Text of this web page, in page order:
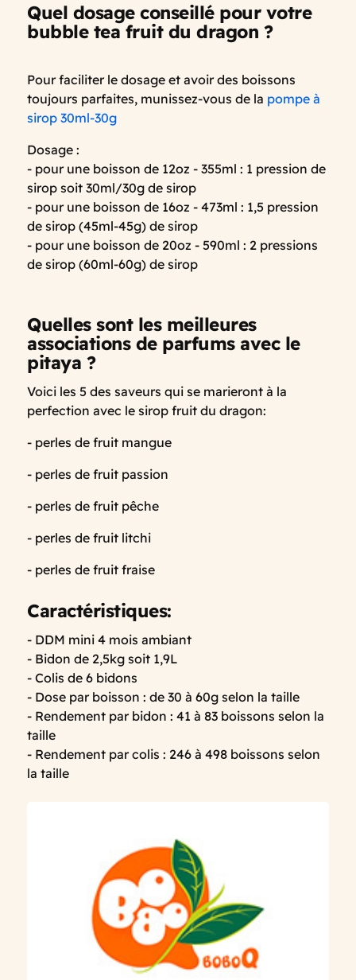
Quel dosage conseillé pour votre
bubble tea fruit du dragon ?
Pour faciliter le dosage et avoir des boissons
toujours parfaites, munissez-vous de la pompe à
sirop 30ml-30g
Dosage :
- pour une boisson de 12oz - 355ml : 1 pression de
sirop soit 30ml/30g de sirop
- pour une boisson de 16oz - 473ml : 1,5 pression
de sirop (45ml-45g) de sirop
- pour une boisson de 20oz - 590ml : 2 pressions
de sirop (60ml-60g) de sirop
Quelles sont les meilleures
associations de parfums avec le
pitaya ?
Voici les 5 des saveurs qui se marieront à la
perfection avec le sirop fruit du dragon:
- perles de fruit mangue
- perles de fruit passion
- perles de fruit pêche
- perles de fruit litchi
- perles de fruit fraise
Caractéristiques:
- DDM mini 4 mois ambiant
- Bidon de 2,5kg soit 1,9L
- Colis de 6 bidons
- Dose par boisson : de 30 à 60g selon la taille
- Rendement par bidon : 41 à 83 boissons selon la
taille
- Rendement par colis : 246 à 498 boissons selon
la taille